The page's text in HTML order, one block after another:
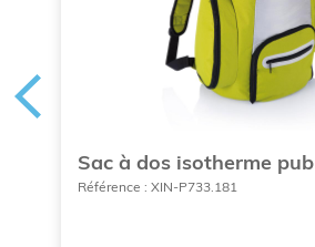
Sac à dos isotherme pub
Référence : XIN-P733.181